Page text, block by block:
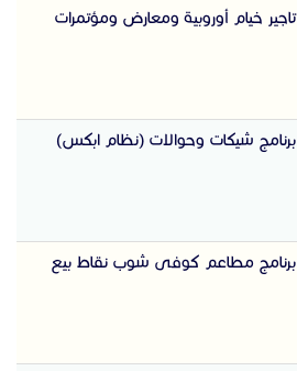
تاجير خيام أوروبية ومعارض ومؤتمرات
برنامج شيكات وحوالات (نظام ابكس)
برنامج مطاعم كوفى شوب نقاط بيع